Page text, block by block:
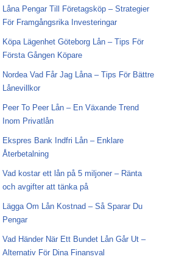
Låna Pengar Till Företagsköp – Strategier
För Framgångsrika Investeringar
Köpa Lägenhet Göteborg Lån – Tips För
Första Gången Köpare
Nordea Vad Får Jag Låna – Tips För Bättre
Lånevillkor
Peer To Peer Lån – En Växande Trend
Inom Privatlån
Ekspres Bank Indfri Lån – Enklare
Återbetalning
Vad kostar ett lån på 5 miljoner – Ränta
och avgifter att tänka på
Lägga Om Lån Kostnad – Så Sparar Du
Pengar
Vad Händer När Ett Bundet Lån Går Ut –
Alternativ För Dina Finansval